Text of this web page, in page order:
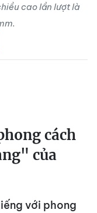
cao lần lượt là
cách
của
với phong